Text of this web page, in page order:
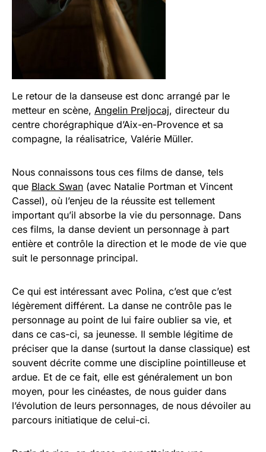
Le retour de la danseuse est donc arrangé par le
metteur en scène, Angelin Preljocaj, directeur du
centre chorégraphique d’Aix-en-Provence et sa
compagne, la réalisatrice, Valérie Müller.
Nous connaissons tous ces films de danse, tels
que Black Swan (avec Natalie Portman et Vincent
Cassel), où l’enjeu de la réussite est tellement
important qu’il absorbe la vie du personnage. Dans
ces films, la danse devient un personnage à part
entière et contrôle la direction et le mode de vie que
suit le personnage principal.
Ce qui est intéressant avec Polina, c’est que c’est
légèrement différent. La danse ne contrôle pas le
personnage au point de lui faire oublier sa vie, et
dans ce cas-ci, sa jeunesse. Il semble légitime de
préciser que la danse (surtout la danse classique) est
souvent décrite comme une discipline pointilleuse et
ardue. Et de ce fait, elle est généralement un bon
moyen, pour les cinéastes, de nous guider dans
l’évolution de leurs personnages, de nous dévoiler au
parcours initiatique de celui-ci.